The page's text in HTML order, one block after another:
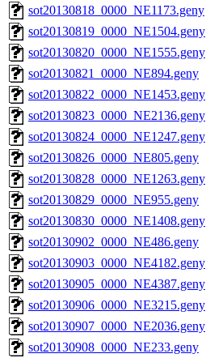
sot20130818_0000_NE1173.geny
sot20130819_0000_NE1504.geny
sot20130820_0000_NE1555.geny
sot20130821_0000_NE894.geny
sot20130822_0000_NE1453.geny
sot20130823_0000_NE2136.geny
sot20130824_0000_NE1247.geny
sot20130826_0000_NE805.geny
sot20130828_0000_NE1263.geny
sot20130829_0000_NE955.geny
sot20130830_0000_NE1408.geny
sot20130902_0000_NE486.geny
sot20130903_0000_NE4182.geny
sot20130905_0000_NE4387.geny
sot20130906_0000_NE3215.geny
sot20130907_0000_NE2036.geny
sot20130908_0000_NE233.geny